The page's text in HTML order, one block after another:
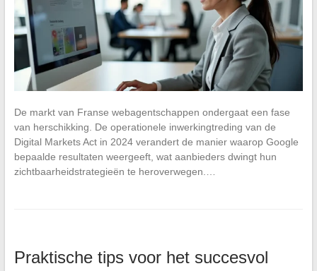
De markt van Franse webagentschappen ondergaat een fase
van herschikking. De operationele inwerkingtreding van de
Digital Markets Act in 2024 verandert de manier waarop Google
bepaalde resultaten weergeeft, wat aanbieders dwingt hun
zichtbaarheidstrategieën te heroverwegen.…
Praktische tips voor het succesvol